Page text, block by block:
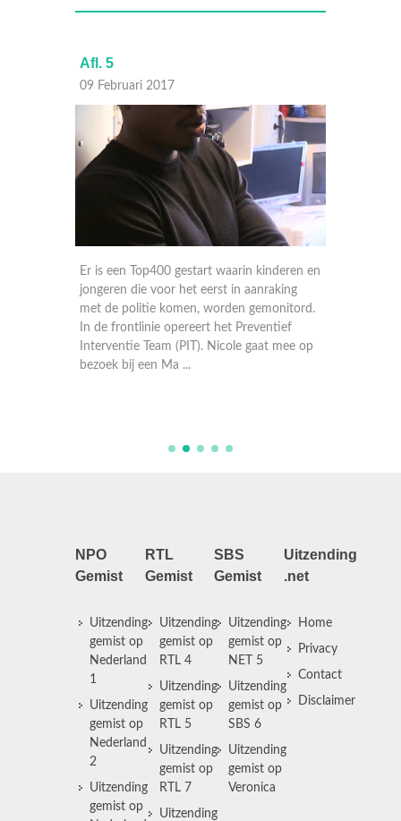
Afl. 5
09 Februari 2017
Er is een Top400 gestart waarin kinderen en
jongeren die voor het eerst in aanraking
met de politie komen, worden gemonitord.
In de frontlinie opereert het Preventief
Interventie Team (PIT). Nicole gaat mee op
bezoek bij een Ma ...
NPO
Gemist
Uitzending
gemist op
Nederland
1
Uitzending
gemist op
Nederland
2
Uitzending
gemist op
RTL
Gemist
Uitzending
gemist op
RTL 4
Uitzending
gemist op
RTL 5
Uitzending
gemist op
RTL 7
Uitzending
SBS
Gemist
Uitzending
gemist op
NET 5
Uitzending
gemist op
SBS 6
Uitzending
gemist op
Veronica
Uitzending
.net
Home
Privacy
Contact
Disclaimer